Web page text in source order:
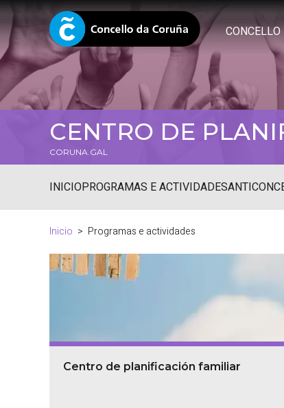
CONCELLO
CENTRO DE
CORUNA.GAL
INICIOPROGRAMAS E ACTIVIDADES
Inicio Programas e actividades
Centro de planificación familiar